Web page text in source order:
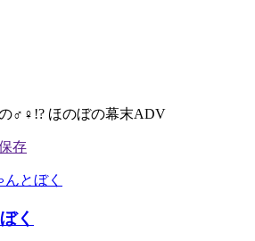
♂♀!? ほのぼの幕末ADV
く